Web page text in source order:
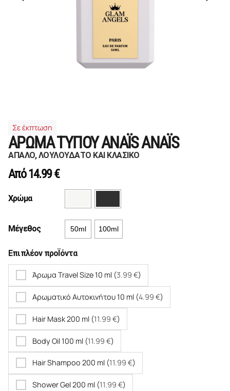
Σε έκπτωση
ΑΡΩΜΑ ΤΥΠΟΥ ANAÏS ANAÏS
ΑΠΑΛΟ, ΛΟΥΛΟΥΔΑΤΟ ΚΑΙ ΚΛΑΣΙΚΟ
Από14.99€
Χρώμα
Μέγεθος 50ml 100ml
Επιπλέον προΪόντα
Άρωμα Travel Size 10 ml (3.99 €)
Αρωματικό Αυτοκινήτου 10 ml (4.99 €)
Hair Mask 200 ml (11.99 €)
Body Oil 100 ml (11.99 €)
Hair Shampoo 200 ml (11.99 €)
Shower Gel 200 ml (11.99 €)